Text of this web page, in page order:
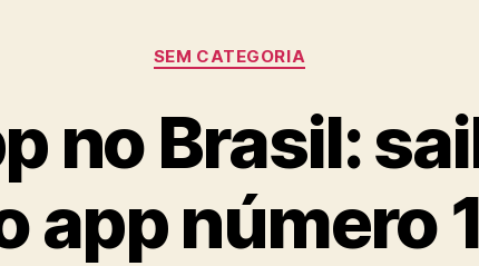
Categorias
SEM CATEGORIA
no Brasil:
app número